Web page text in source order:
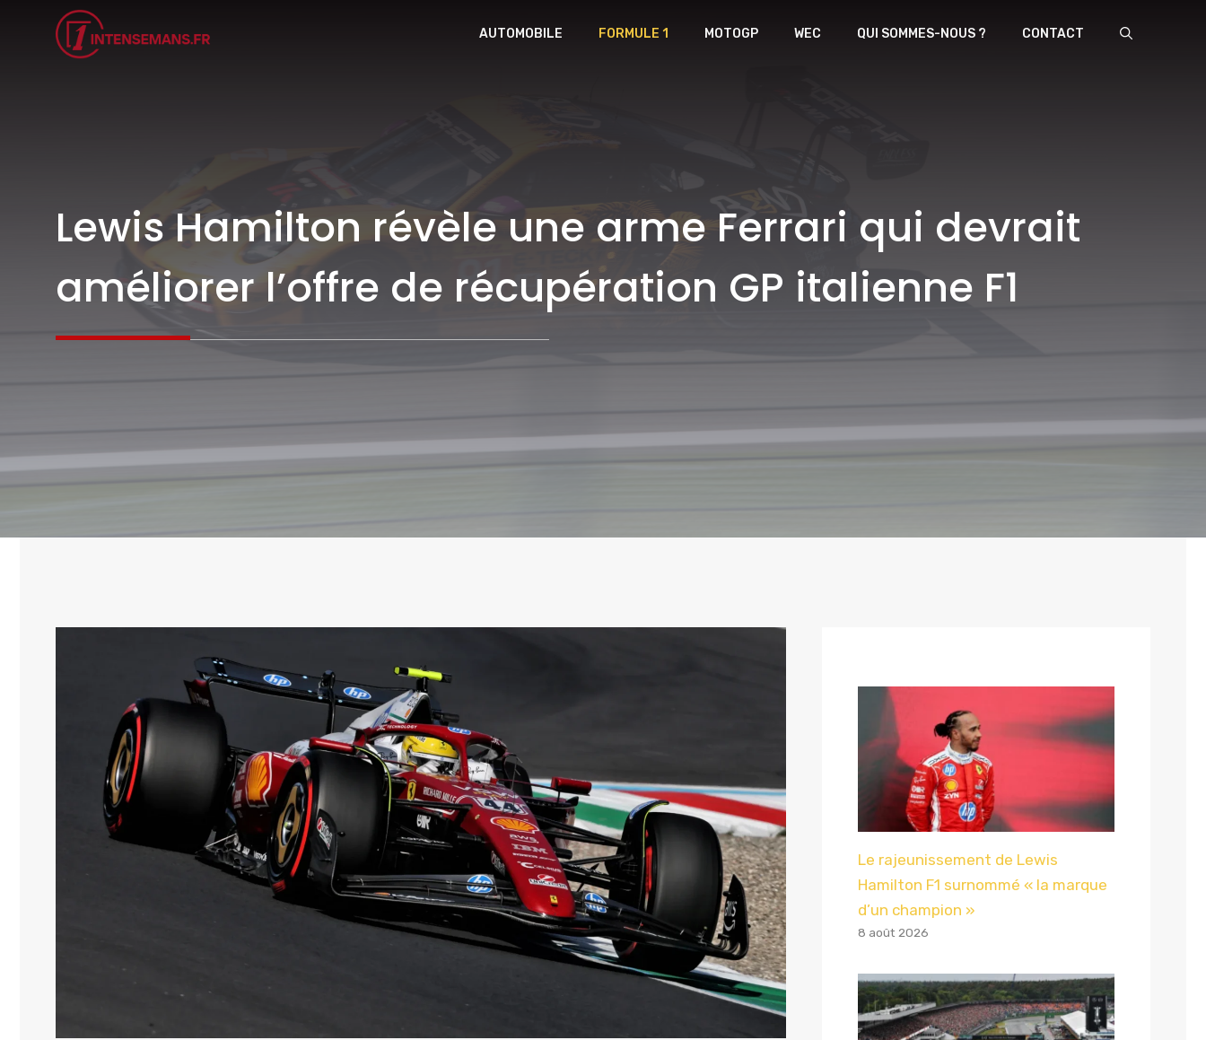
AUTOMOBILE FORMULE 1 MOTOGP WEC QUI SOMMES-NOUS ? CONTACT
Lewis Hamilton révèle une arme Ferrari qui devrait
améliorer l’offre de récupération GP italienne F1
Le rajeunissement de Lewis
Hamilton F1 surnommé « la marque
d’un champion »
8 août 2026